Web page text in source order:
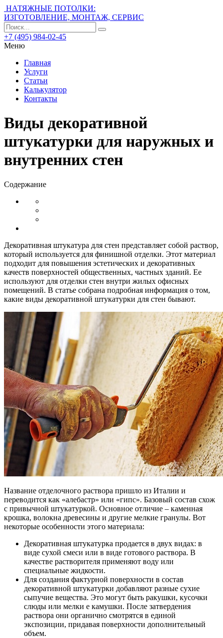
НАТЯЖНЫЕ ПОТОЛКИ:
ИЗГОТОВЛЕНИЕ, МОНТАЖ, СЕРВИС
+7 (495) 984-02-45
Меню
Главная
Услуги
Статьи
Калькулятор
Контакты
Виды декоративной
штукатурки для наружных и
внутренних стен
Содержание
Декоративная штукатура для стен представляет собой раствор,
который используется для финишной отделки. Этот материал
подходит для повышения эстетических и декоративных
качеств поверхностей общественных, частных зданий. Ее
используют для отделки стен внутри жилых офисных
помещений. В статье собрана подробная информация о том,
какие виды декоративной штукатурки для стен бывают.
Название отделочного раствора пришло из Италии и
переводится как «алебастр» или «гипс». Базовый состав схож
с привычной штукатуркой. Основное отличие – каменная
крошка, волокна древесины и другие мелкие гранулы. Вот
некоторые особенности этого материала:
Декоративная штукатурка продается в двух видах: в
виде сухой смеси или в виде готового раствора. В
качестве растворителя применяют воду или
специальные жидкости.
Для создания фактурной поверхности в состав
декоративной штукатурки добавляют разные сухие
сыпучие вещества. Это могут быть ракушки, кусочки
слюды или мелки е камушки. После затвердения
раствора они органично смотрятся в единой
экспозиции, придавая поверхности дополнительный
объем.